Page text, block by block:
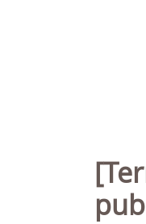
[Terminé] Chef de service (H/F) à 100% de la Direction des espaces